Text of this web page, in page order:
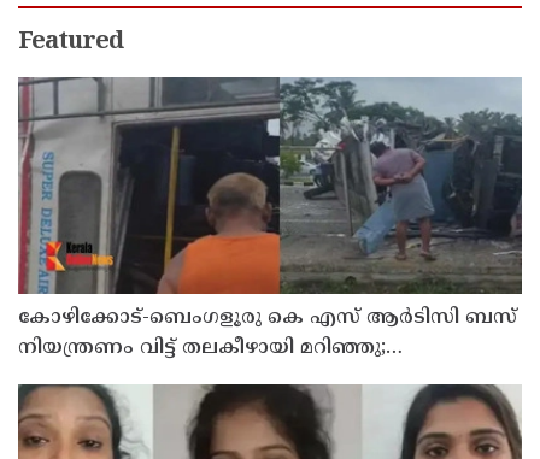
Featured
കോഴിക്കോട്-ബെംഗളൂരു കെ എസ് ആര്‍ടിസി ബസ്
നിയന്ത്രണം വിട്ട് തലകീഴായി മറിഞ്ഞു;
ഡ്രൈവര്‍ക്കും കണ്ടക്ടര്‍ക്കും ദാരുണാന്ത്യം